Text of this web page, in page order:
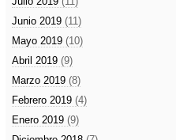
Junio 2019 (11)
Mayo 2019 (10)
Abril 2019 (9)
Marzo 2019 (8)
Febrero 2019 (4)
Enero 2019 (9)